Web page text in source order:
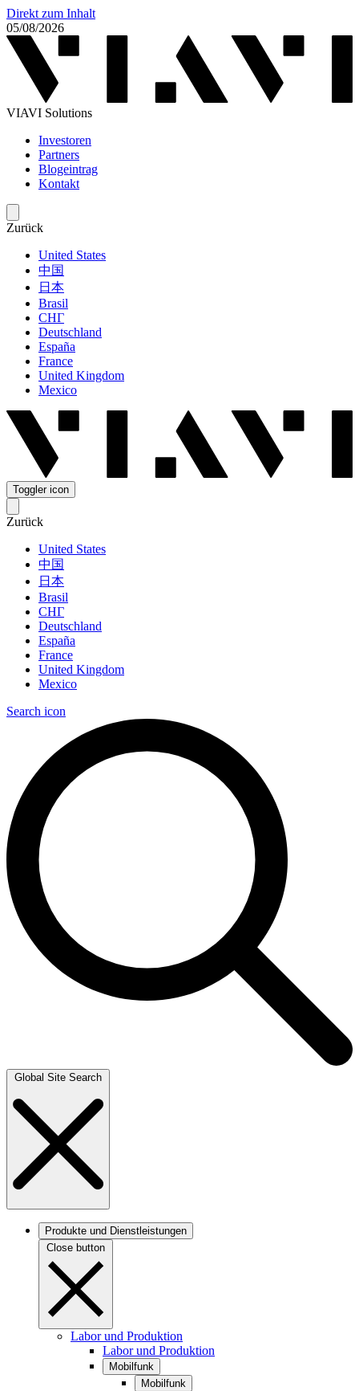
Direkt zum Inhalt
05/08/2026
VIAVI Solutions
Investoren
Partners
Blogeintrag
Kontakt
Zurück
United States
中国
日本
Brasil
СНГ
Deutschland
España
France
United Kingdom
Mexico
Toggler icon
Zurück
United States
中国
日本
Brasil
СНГ
Deutschland
España
France
United Kingdom
Mexico
Search icon
Global Site Search
Produkte und Dienstleistungen
Close button
Labor und Produktion
Labor und Produktion
Mobilfunk
Mobilfunk